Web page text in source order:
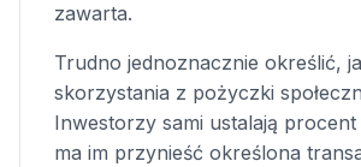
zawarta.
Trudno jednoznacznie określić,
skorzystania z pożyczki
Inwestorzy sami ustalają
ma im przynieść określona